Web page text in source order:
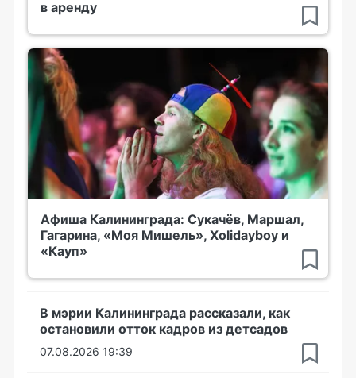
в аренду
Афиша Калининграда: Сукачёв, Маршал,
Гагарина, «Моя Мишель», Xolidayboy и
«Кауп»
В мэрии Калининграда рассказали, как
остановили отток кадров из детсадов
07.08.2026 19:39